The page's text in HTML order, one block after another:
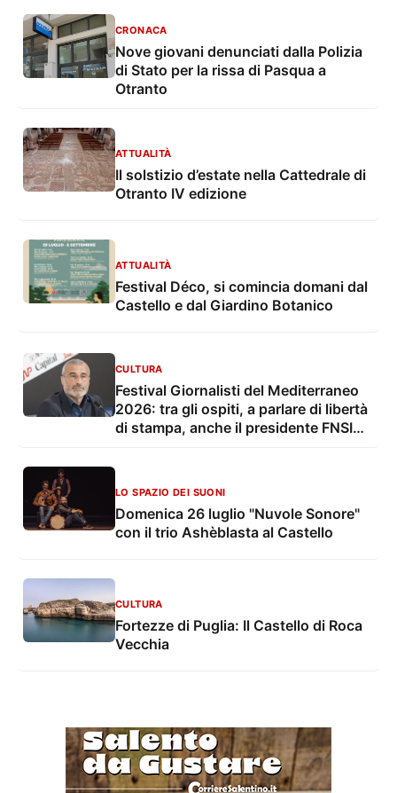
CRONACA
Nove giovani denunciati dalla Polizia
di Stato per la rissa di Pasqua a
Otranto
ATTUALITÀ
Il solstizio d’estate nella Cattedrale di
Otranto IV edizione
ATTUALITÀ
Festival Déco, si comincia domani dal
Castello e dal Giardino Botanico
CULTURA
Festival Giornalisti del Mediterraneo
2026: tra gli ospiti, a parlare di libertà
di stampa, anche il presidente FNSI
LO SPAZIO DEI SUONI
Domenica 26 luglio "Nuvole Sonore"
con il trio Ashèblasta al Castello
CULTURA
Fortezze di Puglia: Il Castello di Roca
Vecchia